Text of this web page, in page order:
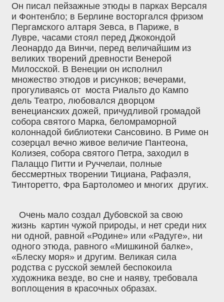
Он писал пейзажные этюды в парках Версаля
и Фонтенбло; в Берлине восторгался фризом
Пергамского алтаря Зевса, в Париже, в
Лувре, часами стоял перед Джокондой
Леонардо да Винчи, перед величайшим из
великих творений древности Венерой
Милосской. В Венеции он исполнил
множество этюдов и рисунков; вечерами,
прогуливаясь от моста Риальто до Кампо
дель Театро, любовался дворцом
венецианских дожей, причудливой громадой
собора святого Марка, беломраморной
колоннадой библиотеки Сансовино. В Риме он
созерцал вечно живое величие Пантеона,
Колизея‚ собора святого Петра, заходил в
Палаццо Питти и Руччелаи, полные
бессмертных творении Тициана, Рафаэля,
Тинторетто, Фра Бартоломео и многих других.
Очень мало создал Дубовской за свою
жизнь картин чужой природы, и нет среди них
ни одной, равной «Родине» или «Радуге», ни
одного этюда, равного «Мишкиной балке»,
«Блеску моря» и другим. Великая сила
родства с русской землей беспокоила
художника везде, во сне и наяву, требовала
воплощения в красочных образах.